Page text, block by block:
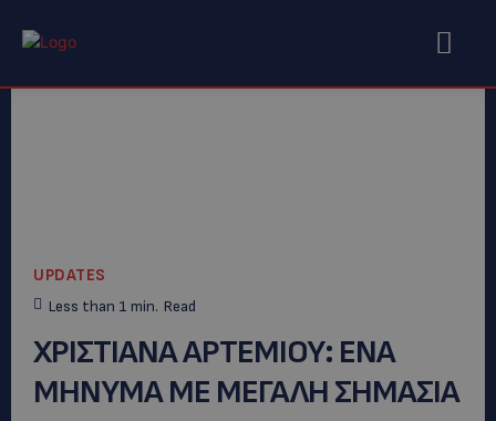
UPDATES
Less than 1 min. Read
XΡΙΣΤΙΑΝΑ ΑΡΤΕΜΙΟΥ: ΕΝΑ
ΜΗΝΥΜΑ ΜΕ ΜΕΓΑΛΗ ΣΗΜΑΣΙΑ